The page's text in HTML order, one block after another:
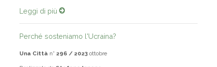
Leggi di più
Perché sosteniamo l'Ucraina?
Una Città n° 296 / 2023 ottobre